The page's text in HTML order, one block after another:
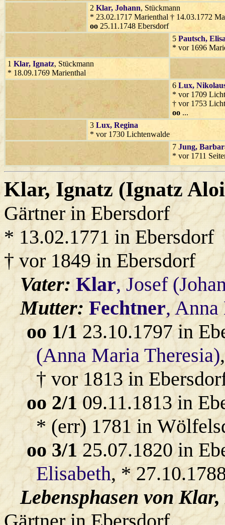
2 Klar, Johann, Stückmann
* 23.02.1717 Marienthal † 14.03.1772
oo 25.11.1748 Ebersdorf
5 Pautsch,
* vor 1696
1 Klar, Ignatz, Stückmann
* 18.09.1769 Marienthal
6 Lux,
* vor 1709
† vor 1753
oo ...
3 Lux, Regina
* vor 1730 Lichtenwalde
7 Jung,
* vor 1711
Klar, Ignatz (Ignatz
Gärtner in Ebersdorf
* 13.02.1771 in Ebersdorf
† vor 1849 in Ebersdorf
Vater:Klar, Josef
Mutter: Fechtner,
oo 1/123.10.1797 in
(Anna Maria Theresia)
† vor 1813 in
oo 2/109.11.1813 in
* (err) 1781 in
oo 3/125.07.1820 in
Elisabeth, *
Lebensphasen von